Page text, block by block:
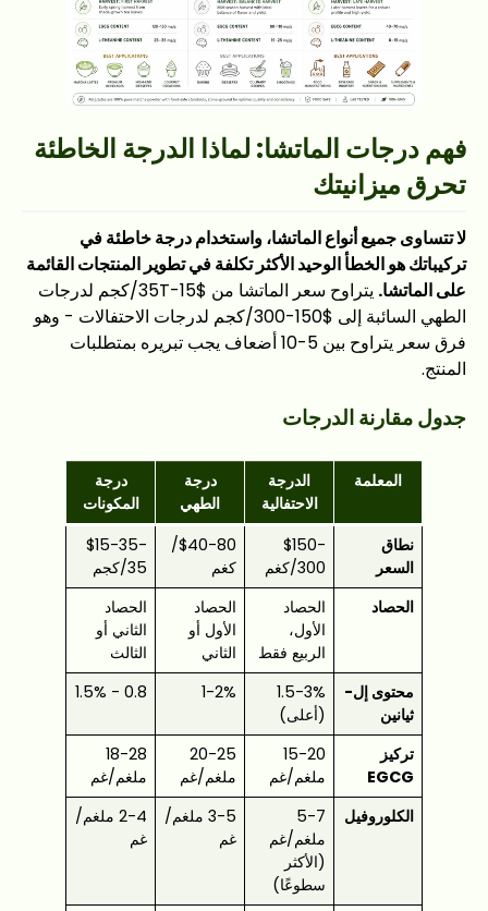
فهم درجات الماتشا: لماذا الدرجة الخاطئة
تحرق ميزانيتك
لا تتساوى جميع أنواع الماتشا، واستخدام درجة خاطئة في
تركيباتك هو الخطأ الوحيد الأكثر تكلفة في تطوير المنتجات القائمة
على الماتشا.
يتراوح سعر الماتشا من $15-35T/كجم لدرجات
الطهي السائبة إلى $150-300/كجم لدرجات الاحتفالات - وهو
فرق سعر يتراوح بين 5-10 أضعاف يجب تبريره بمتطلبات
المنتج.
جدول مقارنة الدرجات
المعلمة
الدرجة
الاحتفالية
درجة
الطهي
درجة
المكونات
نطاق
السعر
$150-
300/كغم
$40-80/
كغم
$15-35-
35/كجم
الحصاد
الحصاد
الأول،
الربيع فقط
الحصاد
الأول أو
الثاني
الحصاد
الثاني أو
الثالث
محتوى إل-
ثيانين
1.5-3%
(أعلى)
1-2%
0.8 - 1.5%
تركيز
EGCG
15-20
ملغم/غم
20-25
ملغم/غم
18-28
ملغم/غم
الكلوروفيل
5-7
ملغم/غم
(الأكثر
سطوعًا)
3-5 ملغم/
غم
2-4 ملغم/
غم